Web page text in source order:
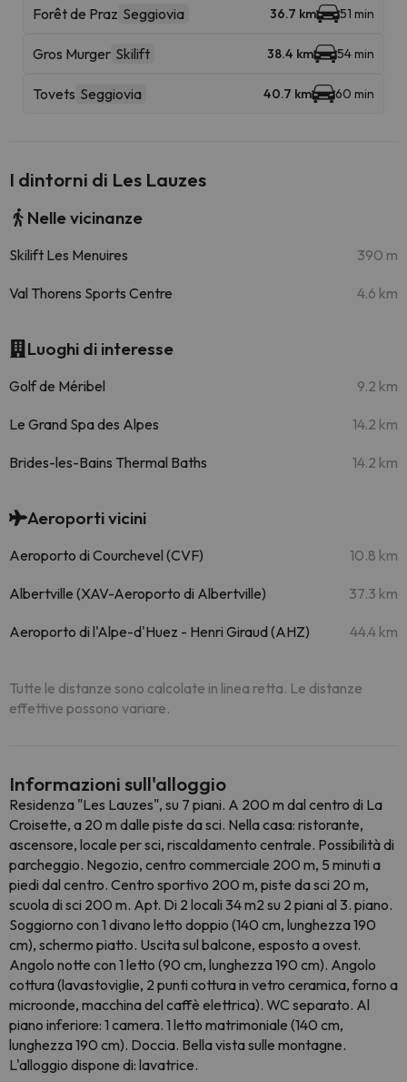
Forêt de Praz Seggiovia 36.7 km 51 min
Gros Murger Skilift 38.4 km 54 min
Tovets Seggiovia 40.7 km 60 min
I dintorni di Les Lauzes
Nelle vicinanze
Skilift Les Menuires 390 m
Val Thorens Sports Centre 4.6 km
Luoghi di interesse
Golf de Méribel 9.2 km
Le Grand Spa des Alpes 14.2 km
Brides-les-Bains Thermal Baths 14.2 km
Aeroporti vicini
Aeroporto di Courchevel (CVF) 10.8 km
Albertville (XAV-Aeroporto di Albertville) 37.3 km
Aeroporto di l'Alpe-d'Huez - Henri Giraud (AHZ) 44.4 km
Tutte le distanze sono calcolate in linea retta. Le distanze
effettive possono variare.
Informazioni sull'alloggio
Residenza "Les Lauzes", su 7 piani. A 200 m dal centro di La
Croisette, a 20 m dalle piste da sci. Nella casa: ristorante,
ascensore, locale per sci, riscaldamento centrale. Possibilità di
parcheggio. Negozio, centro commerciale 200 m, 5 minuti a
piedi dal centro. Centro sportivo 200 m, piste da sci 20 m,
scuola di sci 200 m. Apt. Di 2 locali 34 m2 su 2 piani al 3. piano.
Soggiorno con 1 divano letto doppio (140 cm, lunghezza 190
cm), schermo piatto. Uscita sul balcone, esposto a ovest.
Angolo notte con 1 letto (90 cm, lunghezza 190 cm). Angolo
cottura (lavastoviglie, 2 punti cottura in vetro ceramica, forno a
microonde, macchina del caffè elettrica). WC separato. Al
piano inferiore: 1 camera. 1 letto matrimoniale (140 cm,
lunghezza 190 cm). Doccia. Bella vista sulle montagne.
L'alloggio dispone di: lavatrice.